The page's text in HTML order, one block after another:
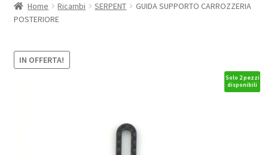
Home Ricambi SERPENT
GUIDA SUPPORTO CARROZZERIA
POSTERIORE
IN OFFERTA!
Solo 2 pezzi
disponibili